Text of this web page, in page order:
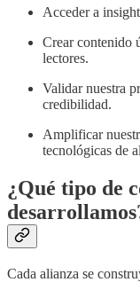
Acceder a
Crear contenido
lectores.
Validar nuestra
credibilidad.
Amplificar
tecnológicas de
¿Qué tipo de
Cada alianza se